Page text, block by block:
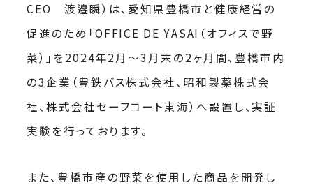
CEO 渡邉瞬）は、愛知県豊橋市と健康経営の
促進のため「OFFICE DE YASAI（オフィスで野
菜）」を2024年2月〜3月末の2ヶ月間、豊橋市内
の3企業（豊鉄バス株式会社、昭和製薬株式会
社、株式会社セーフコート東海）へ設置し、実証
実験を行っております。
また、豊橋市産の野菜を使用した商品を開発し